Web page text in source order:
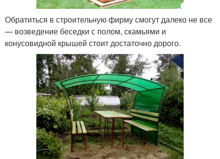
Обратиться в строительную фирму смогут далеко не все
— возведение беседки с полом, скамьями и
конусовидной крышей стоит достаточно дорого.